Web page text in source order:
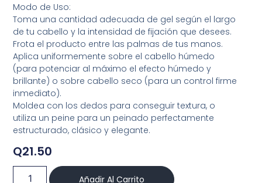
Modo de Uso:
Toma una cantidad adecuada de gel según el largo
de tu cabello y la intensidad de fijación que desees.
Frota el producto entre las palmas de tus manos.
Aplica uniformemente sobre el cabello húmedo
(para potenciar al máximo el efecto húmedo y
brillante) o sobre cabello seco (para un control firme
inmediato).
Moldea con los dedos para conseguir textura, o
utiliza un peine para un peinado perfectamente
estructurado, clásico y elegante.
Q21.50
Añadir Al Carrito